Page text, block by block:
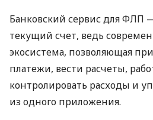
Банковский сервис для ФЛП
текущий счет, ведь
экосистема, позволяющая
платежи, вести расчеты,
контролировать расходы и
из одного приложения.